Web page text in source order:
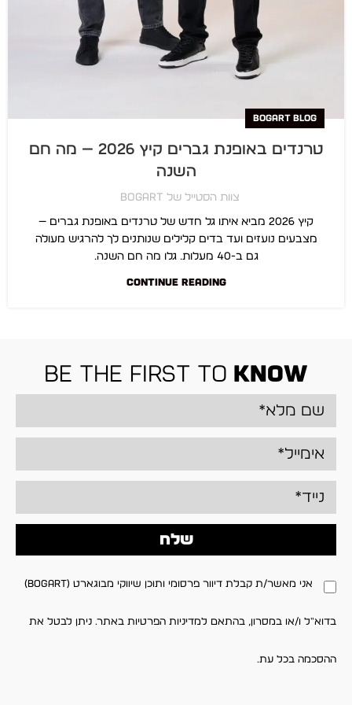
BOGART BLOG
טרנדים באופנת גברים קיץ 2026 — מה חם
השנה
צוות הסטייל של BOGART
קיץ 2026 מביא איתו גל חדש של טרנדים באופנת גברים —
מצבעים נועזים ועד בדים קלילים שנותנים לך להרגיש מעולה
גם ב-40 מעלות. גלו מה חם השנה.
CONTINUE READING
be the first to know
אני מאשר/ת קבלת דיוור פרסומי ותוכן שיווקי מבוגארט (BOGART)
בדוא"ל ו/או במסרון, בהתאם למדיניות הפרטיות באתר. ניתן לבטל את
ההסכמה בכל עת.
שלח